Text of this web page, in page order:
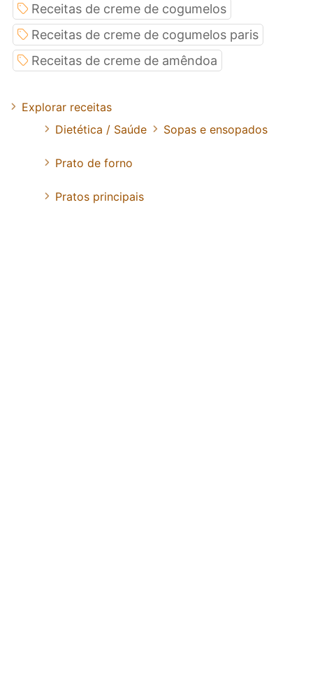
Receitas de creme de cogumelos
Receitas de creme de cogumelos paris
Receitas de creme de amêndoa
Explorar receitas
Dietética / Saúde
Sopas e ensopados
Prato de forno
Pratos principais